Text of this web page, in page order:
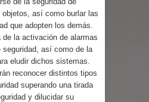
así como burlar las
que adopten los demás.
de la activación de alarmas
así como de la
eludir dichos sistemas.
reconocer distintos tipos
superando una tirada
y dilucidar su